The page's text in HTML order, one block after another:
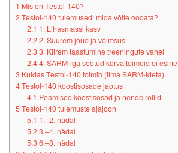
1 Mis on Testol-140?
2Testol-140 tulemused: mida võite oodata?
2.1 1. Lihasmassi kasv
2.22. Suurem jõud ja võimsus
2.33. Kiirem taastumine treeningute vahel
2.44. SARM-iga seotud kõrvaltoimeid ei esine
3 Kuidas Testol-140 toimib (ilma SARM-ideta)
4Testol-140 koostisosade jaotus
4.1 Peamised koostisosad ja nende rollid
5Testol-140 tulemuste ajajoon
5.1 1.–2. nädal
5.23.–4. nädal
5.36.–8. nädal